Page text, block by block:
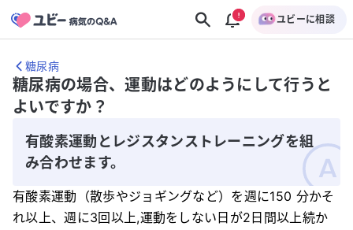
ユビーに相談
糖尿病
糖尿病の場合、運動はどのようにして行うと
よいですか？
有酸素運動とレジスタンストレーニングを組
み合わせます。
有酸素運動（散歩やジョギングなど）を週に150 分かそ
れ以上、週に3回以上,運動をしない日が2日間以上続か